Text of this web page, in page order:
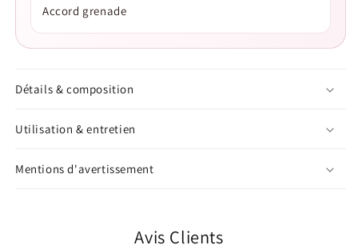
Accord grenade
Détails & composition
Utilisation & entretien
Mentions d'avertissement
Avis Clients